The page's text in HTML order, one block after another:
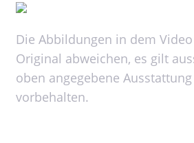
Die Abbildungen in dem
Original abweichen, es gilt
oben angegebene
vorbehalten.